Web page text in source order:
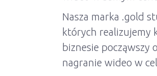
Nasza marka .gold
których realizujemy
biznesie począwszy
nagranie wideo w